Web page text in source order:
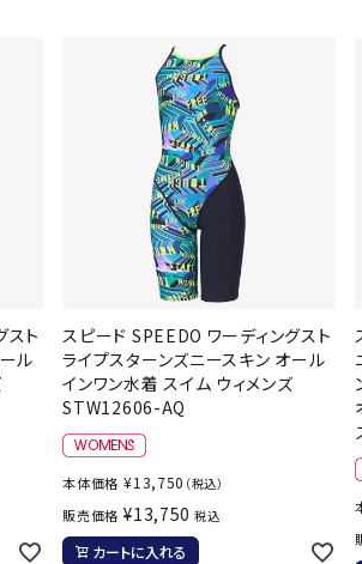
ーズ
シューズ
ヨガウェア
ヨガマット
ヨガアクセサリー
ダンス・フィットネスウェア
ダンス・フィットネスシューズ
インナーウェア
その他アクセサリー
トレーニング・ジム/カ
メンズウェア
ウィメンズウェア
SAYSKY
TRIGGERPOI
NT
スト
ル
スピード SPEEDO ワーディングスト
ライプスターンズニースキン オール
インワン水着 スイム ウィメンズ
STW12606-AQ
本体価格 ¥13,750 （税込）
販売価格 ¥13,750 税込
カートに入れる